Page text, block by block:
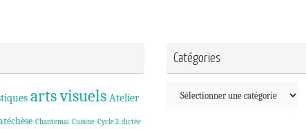
arts visuels Atelier
Chantemai Cuisine Cycle 2 dictée
Catégories
Catégories